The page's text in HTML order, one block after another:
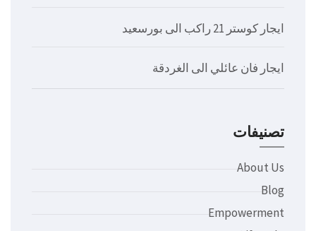
ايجار كوستر 21 راكب الى بورسعيد
ايجار فان عائلي الى الغردقة
تصنيفات
About Us
Blog
Empowerment